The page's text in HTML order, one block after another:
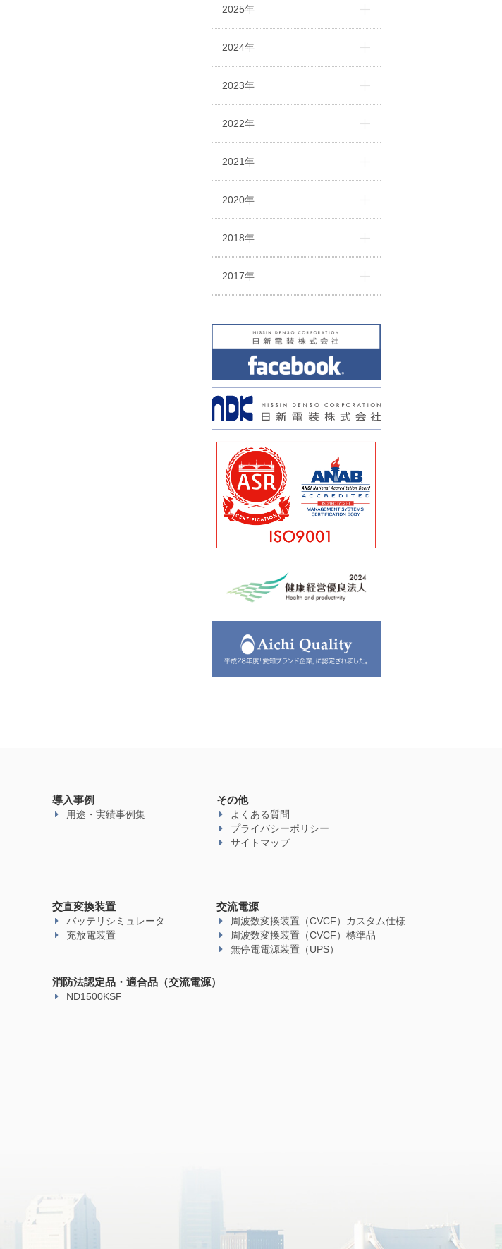
2025年
2024年
2023年
2022年
2021年
2020年
2018年
2017年
導入事例
用途・実績事例集
その他
よくある質問
プライバシーポリシー
サイトマップ
交直変換装置
バッテリシミュレータ
充放電装置
交流電源
周波数変換装置（CVCF）カスタム仕様
周波数変換装置（CVCF）標準品
無停電電源装置（UPS）
消防法認定品・適合品（交流電源）
ND1500KSF